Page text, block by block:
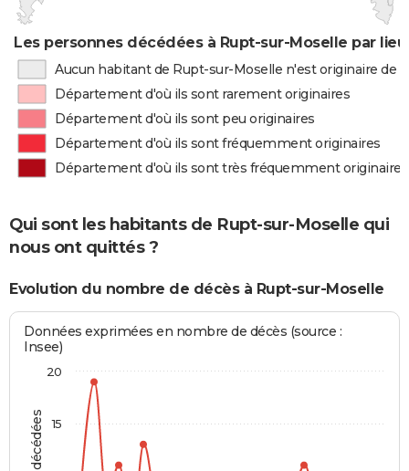
Les personnes décédées à Rupt-sur-Moselle par
Aucun habitant de Rupt-sur-Moselle n'est originaire de
Département d'où ils sont rarement originaires
Département d'où ils sont peu originaires
Département d'où ils sont fréquemment originaires
Département d'où ils sont très fréquemment originaires
Qui sont les habitants de Rupt-sur-Moselle qui
nous ont quittés ?
Evolution du nombre de décès à Rupt-sur-Moselle
Données exprimées en nombre de décès (source :
Insee)
15
20